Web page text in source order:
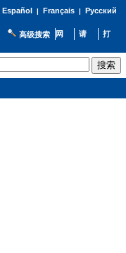
Español | Français| Русский
高级搜索